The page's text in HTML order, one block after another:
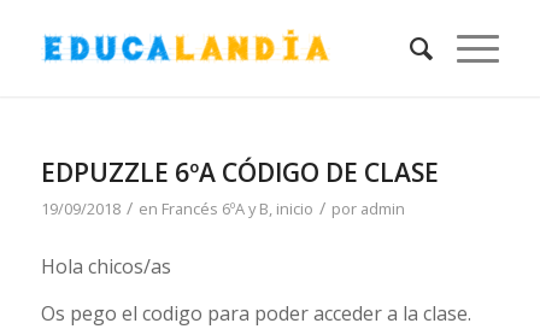
EDPUZZLE 6ºA CÓDIGO DE CLASE
19/09/2018 / en Francés 6ºA y B, inicio / por admin
Hola chicos/as
Os pego el codigo para poder acceder a la clase.